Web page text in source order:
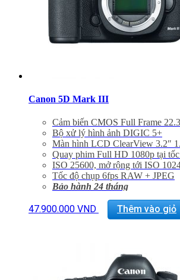
Canon 5D Mark III
Cảm biến CMOS Full Frame
Bộ xử lý hình ảnh DIGIC 5+
Màn hình LCD ClearView 3.2″
Quay phim Full HD 1080p tại
ISO 25600, mở rộng tới ISO
Tốc độ chụp 6fps RAW + JPEG
Bảo hành 24 tháng
Quà tặng: Thẻ 16Gb + Túi
47.900.000 VND Thêm vào giỏ